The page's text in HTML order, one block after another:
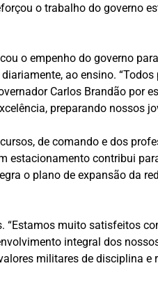
o trabalho do governo
o empenho do governo
ao ensino.
Carlos Brandão por
preparando nossos
de comando e dos
estacionamento contribui
o plano de expansão da
muito satisfeitos
integral dos
militares de disciplina e